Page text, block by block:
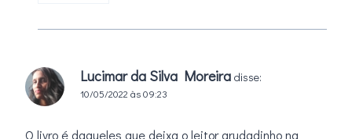
Lucimar da Silva Moreira disse:
10/05/2022 às 09:23
O livro é daqueles que deixa o leitor grudadinho na